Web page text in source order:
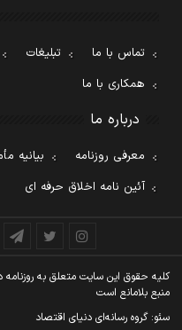
تماس با ما تبلیغات
همکاری با ما
درباره ما
معرفی روزنامه
بیانیه
آئین نامه اخلاق حرفه ای
کليه حقوق اين سايت متعلق به روزنامه
منبع بلامانع است
سئو: گروه رسانه‌ای دنیای اقتصاد